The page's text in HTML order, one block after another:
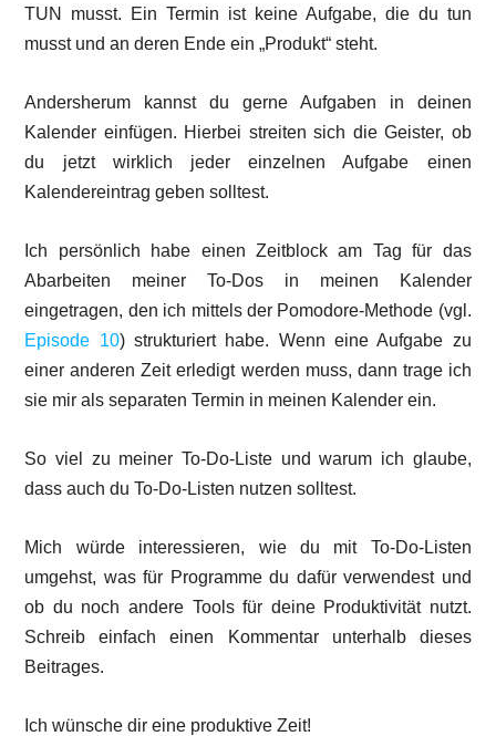
TUN musst. Ein Termin ist keine Aufgabe, die du tun
musst und an deren Ende ein „Produkt“ steht.
Andersherum kannst du gerne Aufgaben in deinen
Kalender einfügen. Hierbei streiten sich die Geister, ob
du jetzt wirklich jeder einzelnen Aufgabe einen
Kalendereintrag geben solltest.
Ich persönlich habe einen Zeitblock am Tag für das
Abarbeiten meiner To-Dos in meinen Kalender
eingetragen, den ich mittels der Pomodore-Methode (vgl.
Episode 10) strukturiert habe. Wenn eine Aufgabe zu
einer anderen Zeit erledigt werden muss, dann trage ich
sie mir als separaten Termin in meinen Kalender ein.
So viel zu meiner To-Do-Liste und warum ich glaube,
dass auch du To-Do-Listen nutzen solltest.
Mich würde interessieren, wie du mit To-Do-Listen
umgehst, was für Programme du dafür verwendest und
ob du noch andere Tools für deine Produktivität nutzt.
Schreib einfach einen Kommentar unterhalb dieses
Beitrages.
Ich wünsche dir eine produktive Zeit!